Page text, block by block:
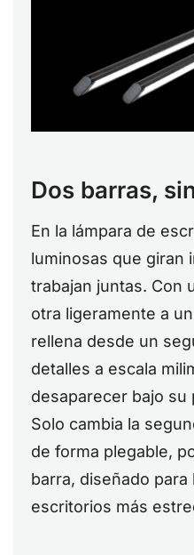
Dos barras,
En la lámpara de
luminosas que giran
trabajan juntas. Con
otra ligeramente a
rellena desde un
detalles a escala
desaparecer bajo su
Solo cambia la
de forma plegable,
barra, diseñado
escritorios más